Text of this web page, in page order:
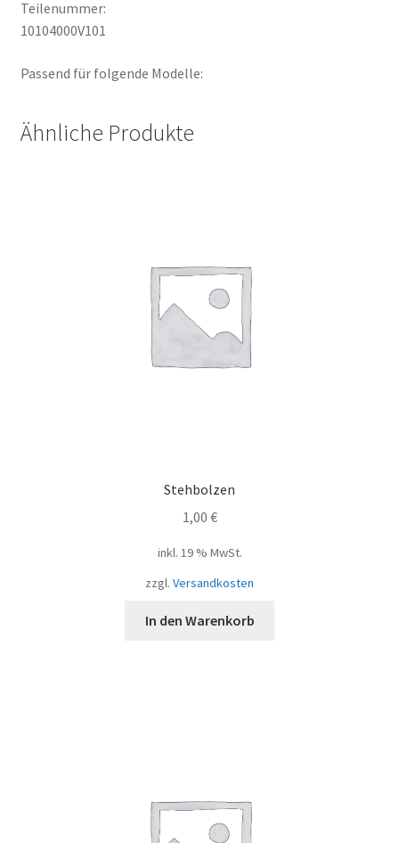
Teilenummer:
10104000V101
Passend für folgende Modelle:
Ähnliche Produkte
Stehbolzen
1,00 €
inkl. 19 % MwSt.
zzgl. Versandkosten
In den Warenkorb